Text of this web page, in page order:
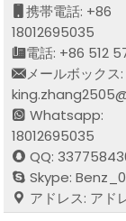
携帯電話: +86
18012695035
電話: +86 512
メールボックス:
Whatsapp:
18012695035
QQ:
Skype:
アドレス: アド